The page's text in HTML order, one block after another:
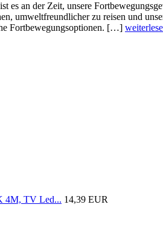
an der Zeit, unsere
umweltfreundlicher zu reisen und
Fortbewegungsoptionen. […]
4M, TV Led... 14,39 EUR